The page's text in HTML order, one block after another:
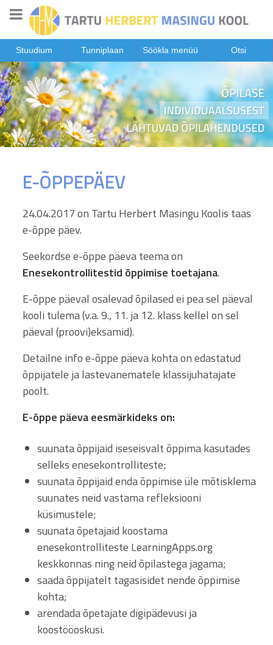
Stuudium Tunniplaan Söökla menüü Otsi
E-ÕPPEPÄEV
24.04.2017 on Tartu Herbert Masingu Koolis taas
e-õppe päev.
Seekordse e-õppe päeva teema on
Enesekontrollitestid õppimise toetajana.
E-õppe päeval osalevad õpilased ei pea sel päeval
kooli tulema (v.a. 9., 11. ja 12. klass kellel on sel
päeval (proovi)eksamid).
Detailne info e-õppe päeva kohta on edastatud
õppijatele ja lastevanematele klassijuhatajate
poolt.
E-õppe päeva eesmärkideks on:
suunata õppijaid iseseisvalt õppima kasutades
selleks enesekontrolliteste;
suunata õppijaid enda õppimise üle mõtisklema
suunates neid vastama refleksiooni
küsimustele;
suunata õpetajaid koostama
enesekontrolliteste LearningApps.org
keskkonnas ning neid õpilastega jagama;
saada õppijatelt tagasisidet nende õppimise
kohta;
arendada õpetajate digipädevusi ja
koostööoskusi.